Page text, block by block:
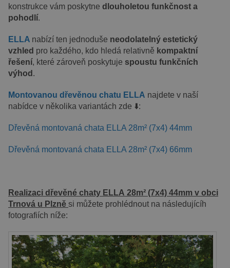
konstrukce vám poskytne dlouholetou funkčnost a
pohodlí.
ELLA nabízí ten jednoduše neodolatelný estetický
vzhled pro každého, kdo hledá relativně kompaktní
řešení, které zároveň poskytuje spoustu funkčních
výhod .
Montovanou dřevěnou chatu ELLA najdete v naší
nabídce v několika variantách zde ⬇️:
Dřevěná montovaná chata ELLA 28m² (7x4) 44mm
Dřevěná montovaná chata ELLA 28m² (7x4) 66mm
Realizaci dřevěné chaty ELLA 28m² (7x4) 44mm v obci
Trnová u Plzně si můžete prohlédnout na následujícíh
fotografiích níže: